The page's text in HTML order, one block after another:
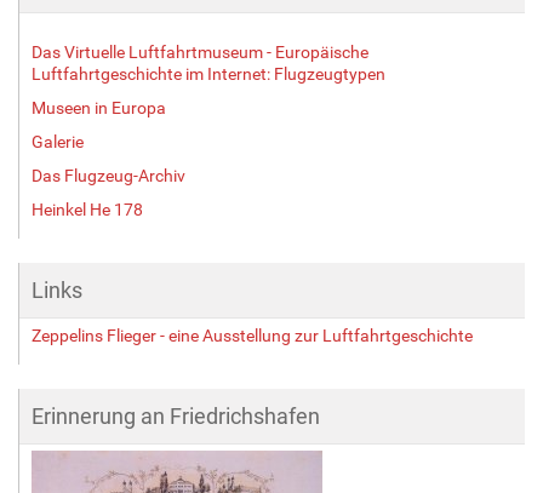
Das Virtuelle Luftfahrtmuseum - Europäische
Luftfahrtgeschichte im Internet: Flugzeugtypen
Museen in Europa
Galerie
Das Flugzeug-Archiv
Heinkel He 178
Links
Zeppelins Flieger - eine Ausstellung zur Luftfahrtgeschichte
Erinnerung an Friedrichshafen